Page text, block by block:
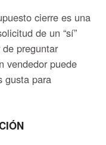
cierre es una
de un “sí”
de preguntar
vendedor puede
gusta para